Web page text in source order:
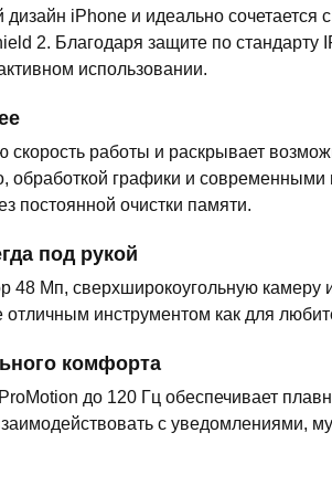
iPhone и идеально
2. Благодаря защите по
использовании.
работы и раскрывает
графики и
постоянной очистки памяти.
под рукой
48 Мп, сверхширокоугольную
инструментом как для
комфорта
до 120 Гц обеспечивает
с уведомлениями,